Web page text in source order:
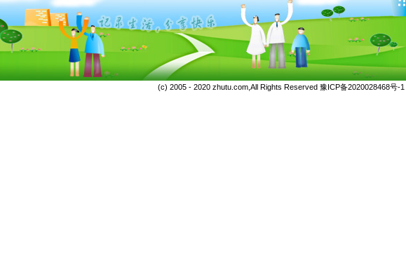
(c) 2005 - 2020 zhutu.com,All Rights Reserved 豫ICP备2020028468号-1